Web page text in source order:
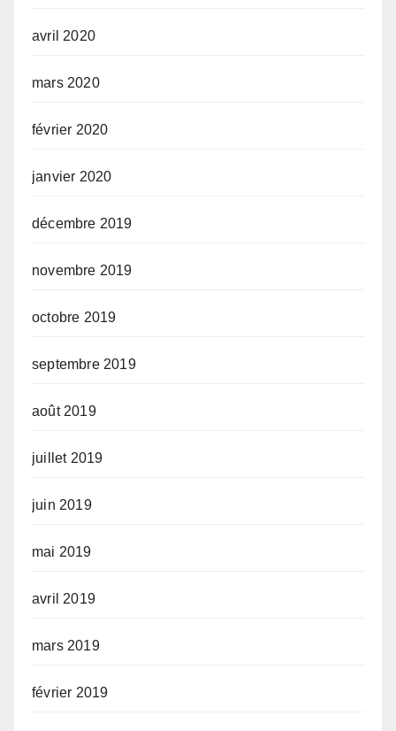
avril 2020
mars 2020
février 2020
janvier 2020
décembre 2019
novembre 2019
octobre 2019
septembre 2019
août 2019
juillet 2019
juin 2019
mai 2019
avril 2019
mars 2019
février 2019